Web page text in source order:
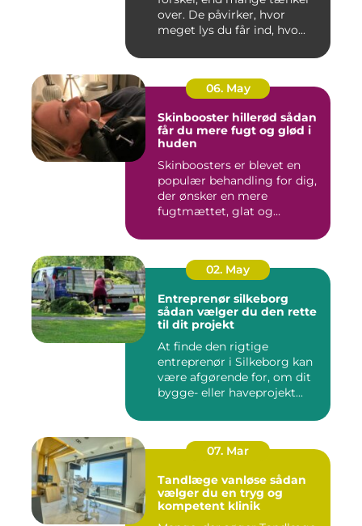
over. De påvirker, hvor
meget lys du får ind, hvo...
06. May
Skinbooster hillerød sådan
får du mere fugt og glød i
huden
Skinboosters er blevet en
populær behandling for dig,
der ønsker en mere
fugtmættet, glat og
02. May
Entreprenør silkeborg
sådan vælger du den rette
til dit projekt
At finde den rigtige
entreprenør i Silkeborg kan
være afgørende for, om dit
bygge- eller haveprojekt...
07. Mar
Tandlæge vanløse sådan
vælger du en tryg og
kompetent klinik